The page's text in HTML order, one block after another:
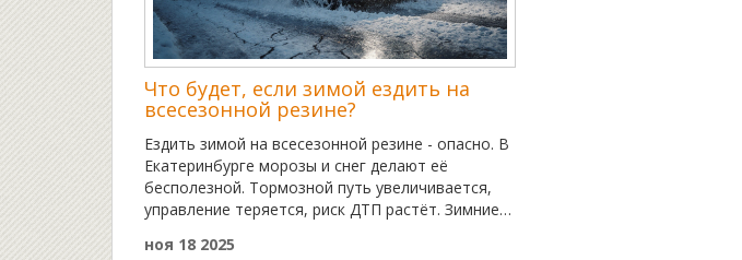
Что будет, если зимой ездить на
всесезонной резине?
Ездить зимой на всесезонной резине - опасно. В
Екатеринбурге морозы и снег делают её
бесполезной. Тормозной путь увеличивается,
управление теряется, риск ДТП растёт. Зимние
ноя 18 2025